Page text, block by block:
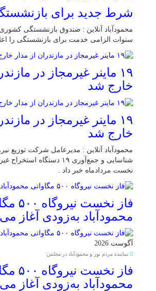
شرط جدید برای
محمودآباد آنلاین : صندوق بازنشستگی
سنوات الزامی خدمت برای بازنشستگی را
۱۹ ماینر غیرمجاز در
خارج شد
۱۹ ماینر غیرمجاز در
خارج شد
محمودآباد آنلاین : مدیرعامل شرکت توزیع
شناسایی و جمع‌آوری ۱۹ دستگاه
نخست مردادماه خبر داد .
فاز نخست
محمودآباد به‌زودی آغاز
آگوست 2026
نماینده مردم نور و محمودآباد در مجلس:
فاز نخست
محمودآباد به‌زودی آغاز